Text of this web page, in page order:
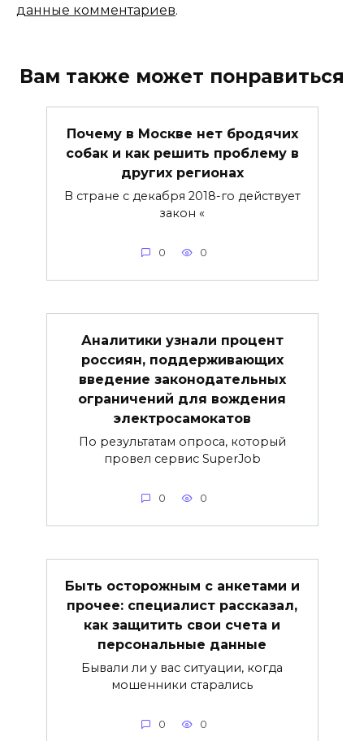
данные комментариев.
Вам также может понравиться
Почему в Москве нет бродячих
собак и как решить проблему в
других регионах
В стране с декабря 2018-го действует
закон «
0 0
Аналитики узнали процент
россиян, поддерживающих
введение законодательных
ограничений для вождения
электросамокатов
По результатам опроса, который
провел сервис SuperJob
0 0
Быть осторожным с анкетами и
прочее: специалист рассказал,
как защитить свои счета и
персональные данные
Бывали ли у вас ситуации, когда
мошенники старались
0 0